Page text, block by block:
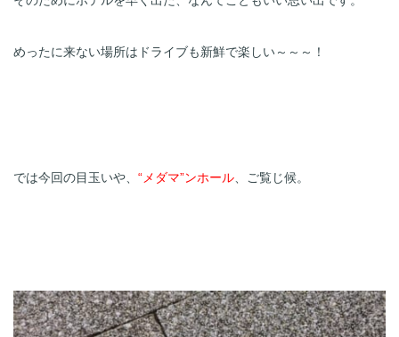
めったに来ない場所はドライブも新鮮で楽しい～～～！
では今回の目玉いや、 “メダマ”ンホール、ご覧じ候。